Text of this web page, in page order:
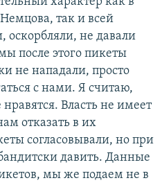
так и всей
не давали
после этого пикеты
не нападали, просто
с нами. Я считаю,
Власть не имеет
отказать в их
согласовывали, но при
давить. Данные
мы же подаем не в